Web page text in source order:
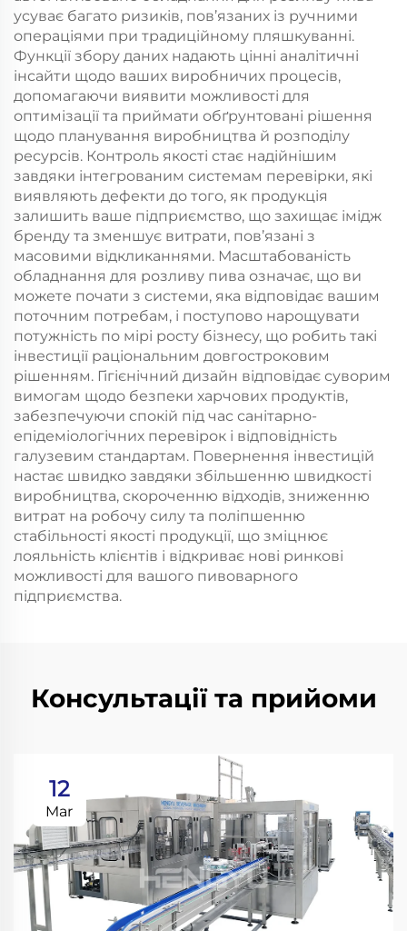
усуває багато ризиків, пов’язаних із ручними
операціями при традиційному пляшкуванні.
Функції збору даних надають цінні аналітичні
інсайти щодо ваших виробничих процесів,
допомагаючи виявити можливості для
оптимізації та приймати обґрунтовані рішення
щодо планування виробництва й розподілу
ресурсів. Контроль якості стає надійнішим
завдяки інтегрованим системам перевірки, які
виявляють дефекти до того, як продукція
залишить ваше підприємство, що захищає імідж
бренду та зменшує витрати, пов’язані з
масовими відкликаннями. Масштабованість
обладнання для розливу пива означає, що ви
можете почати з системи, яка відповідає вашим
поточним потребам, і поступово нарощувати
потужність по мірі росту бізнесу, що робить такі
інвестиції раціональним довгостроковим
рішенням. Гігієнічний дизайн відповідає суворим
вимогам щодо безпеки харчових продуктів,
забезпечуючи спокій під час санітарно-
епідеміологічних перевірок і відповідність
галузевим стандартам. Повернення інвестицій
настає швидко завдяки збільшенню швидкості
виробництва, скороченню відходів, зниженню
витрат на робочу силу та поліпшенню
стабільності якості продукції, що зміцнює
лояльність клієнтів і відкриває нові ринкові
можливості для вашого пивоварного
підприємства.
Консультації та прийоми
12
Mar